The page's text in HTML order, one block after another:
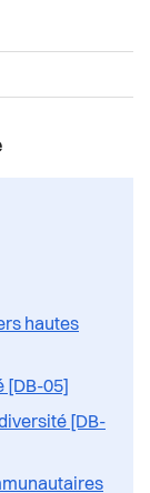
hautes
05]
[DB-